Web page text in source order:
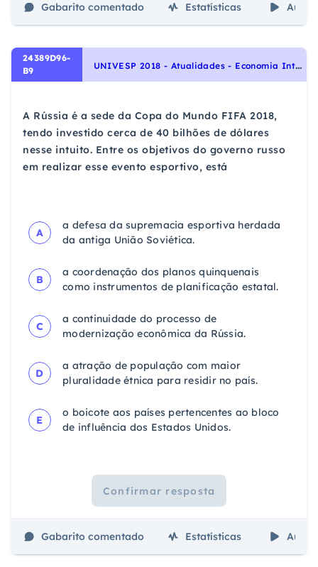
Gabarito comentado Estatísticas Aulas
24389D96-
B9
U
NIVESP 2018 - Atualidades - Economia Internacional na Atualidade, Economia na Atualidade
A Rússia é a sede da Copa do Mundo FIFA 2018,
tendo investido cerca de 40 bilhões de dólares
nesse intuito. Entre os objetivos do governo russo
em realizar esse evento esportivo, está
A
a defesa da supremacia esportiva herdada
da antiga União Soviética.
B
a coordenação dos planos quinquenais
como instrumentos de planificação estatal.
C
a continuidade do processo de
modernização econômica da Rússia.
D
a atração de população com maior
pluralidade étnica para residir no país.
E
o boicote aos países pertencentes ao bloco
de influência dos Estados Unidos.
Confirmar resposta
Gabarito comentado Estatísticas Aulas